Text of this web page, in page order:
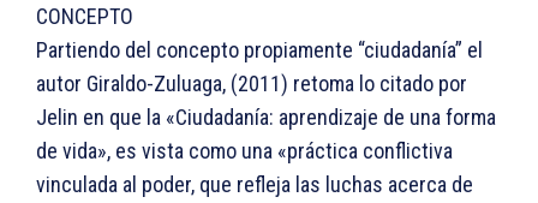
CONCEPTO
Partiendo del concepto propiamente “ciudadanía” el
autor Giraldo-Zuluaga, (2011) retoma lo citado por
Jelin en que la «Ciudadanía: aprendizaje de una forma
de vida», es vista como una «práctica conflictiva
vinculada al poder, que refleja las luchas acerca de